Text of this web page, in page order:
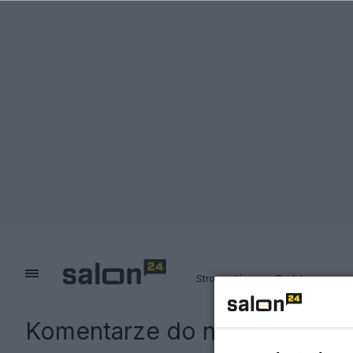
Strona główna Redakcja
Komentarze do notki: